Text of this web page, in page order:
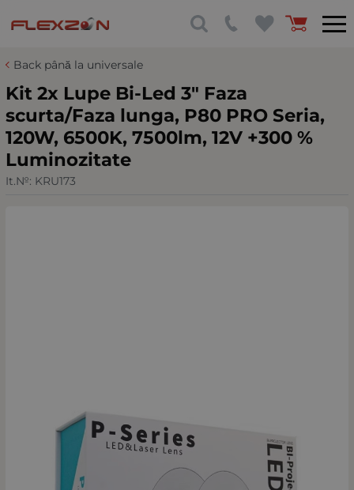
Back până la universale
Kit 2x Lupe Bi-Led 3″ Faza
scurta/Faza lunga, P80 PRO Seria,
120W, 6500K, 7500lm, 12V +300 %
Luminozitate
It.№: KRU173